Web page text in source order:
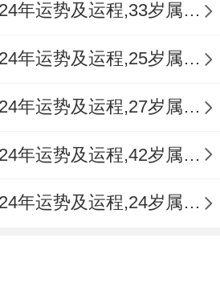
祥安阁登榜扬名
量，启迪智慧，稳固事业
财运作用究竟有多大？
子」为属鼠人的「禄」
务的稳定性被损坏，加之
1991年属羊女2024年运势及运程,33岁属羊人2024全年每月运势女性如何
1999年属兔女2024年运势及运程,25岁属兔人2024全年每月运势女性如何
1997年属牛女2024年运势及运程,27岁属牛人2024全年每月运势女性如何
1982年属狗女2024年运势及运程,42岁属狗人2024全年每月运势女性如何
2000年属龙女2024年运势及运程,24岁属龙人2024全年每月运势女性如何